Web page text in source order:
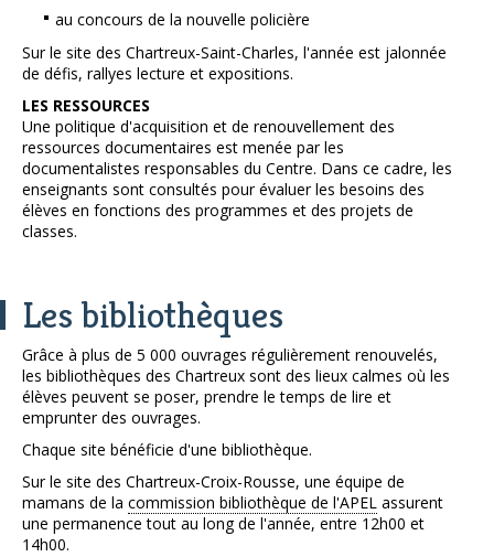
au concours de la nouvelle policière
Sur le site des Chartreux-Saint-Charles, l'année est jalonnée
de défis, rallyes lecture et expositions.
LES RESSOURCES
Une politique d'acquisition et de renouvellement des
ressources documentaires est menée par les
documentalistes responsables du Centre. Dans ce cadre, les
enseignants sont consultés pour évaluer les besoins des
élèves en fonctions des programmes et des projets de
classes.
Les bibliothèques
Grâce à plus de 5 000 ouvrages régulièrement renouvelés,
les bibliothèques des Chartreux sont des lieux calmes où les
élèves peuvent se poser, prendre le temps de lire et
emprunter des ouvrages.
Chaque site bénéficie d'une bibliothèque.
Sur le site des Chartreux-Croix-Rousse, une équipe de
mamans de la commission bibliothèque de l'APEL assurent
une permanence tout au long de l'année, entre 12h00 et
14h00.